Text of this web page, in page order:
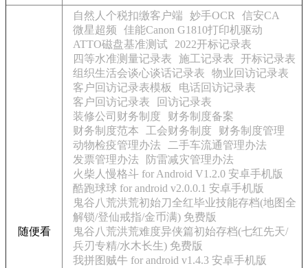
随便看
自然人个税扣缴客户端 妙手OCR
信安CA
微星超频
佳能Canon G1810打印机驱动
ATTO磁盘基准测试
2022开标记录表
四等水准测量记录表
施工记录表
开标记录表
组织生活会谈心谈话记录表
物业回访记录表
客户回访记录表模板
电话回访记录表
客户回访记录表
回访记录表
装修公司财务制度
财务制度备案
财务制度范本
工会财务制度
财务制度管理
动物检疫管理办法
二手车流通管理办法
发票管理办法
防雷减灾管理办法
火柴人慢格斗 for Android V1.2.0 安卓手机版
酷跑球球 for android v2.0.0.1 安卓手机版
鬼谷八荒洪荒初始刀全红毕业技能存档(地图全
解锁/登仙戒指/金币满) 免费版
鬼谷八荒洪荒难度异侠篇初始存档(七红先天/
兵刃专精/水木长生) 免费版
我拼图贼牛 for android v1.4.3 安卓手机版